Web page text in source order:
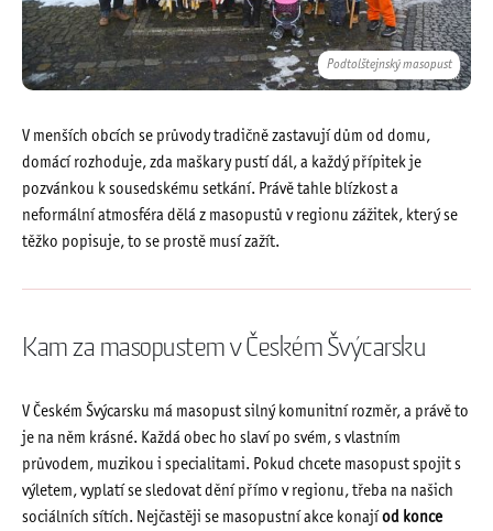
Podtolštejnský masopust
V menších obcích se průvody tradičně zastavují dům od domu,
domácí rozhoduje, zda maškary pustí dál, a každý přípitek je
pozvánkou k sousedskému setkání. Právě tahle blízkost a
neformální atmosféra dělá z masopustů v regionu zážitek, který se
těžko popisuje, to se prostě musí zažít.
Kam za masopustem v Českém Švýcarsku
V Českém Švýcarsku má masopust silný komunitní rozměr, a právě to
je na něm krásné. Každá obec ho slaví po svém, s vlastním
průvodem, muzikou i specialitami. Pokud chcete masopust spojit s
výletem, vyplatí se sledovat dění přímo v regionu, třeba na našich
sociálních sítích. Nejčastěji se masopustní akce konají od konce